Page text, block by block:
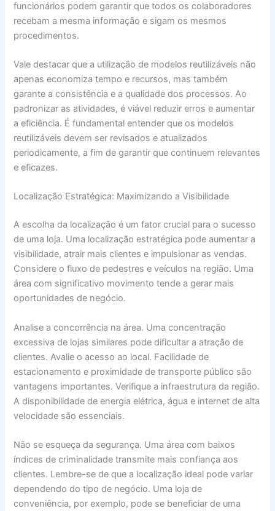
funcionários podem garantir que todos os colaboradores
recebam a mesma informação e sigam os mesmos
procedimentos.
Vale destacar que a utilização de modelos reutilizáveis não
apenas economiza tempo e recursos, mas também
garante a consistência e a qualidade dos processos. Ao
padronizar as atividades, é viável reduzir erros e aumentar
a eficiência. É fundamental entender que os modelos
reutilizáveis devem ser revisados e atualizados
periodicamente, a fim de garantir que continuem relevantes
e eficazes.
Localização Estratégica: Maximizando a Visibilidade
A escolha da localização é um fator crucial para o sucesso
de uma loja. Uma localização estratégica pode aumentar a
visibilidade, atrair mais clientes e impulsionar as vendas.
Considere o fluxo de pedestres e veículos na região. Uma
área com significativo movimento tende a gerar mais
oportunidades de negócio.
Analise a concorrência na área. Uma concentração
excessiva de lojas similares pode dificultar a atração de
clientes. Avalie o acesso ao local. Facilidade de
estacionamento e proximidade de transporte público são
vantagens importantes. Verifique a infraestrutura da região.
A disponibilidade de energia elétrica, água e internet de alta
velocidade são essenciais.
Não se esqueça da segurança. Uma área com baixos
índices de criminalidade transmite mais confiança aos
clientes. Lembre-se de que a localização ideal pode variar
dependendo do tipo de negócio. Uma loja de
conveniência, por exemplo, pode se beneficiar de uma